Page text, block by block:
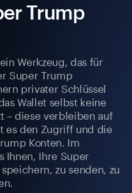
Trump
Werkzeug, das für
Super Trump
privater Schlüssel
Wallet selbst keine
– diese verbleiben auf
es den Zugriff und die
Konten. Im
Ihnen, Ihre Super
zu senden, zu